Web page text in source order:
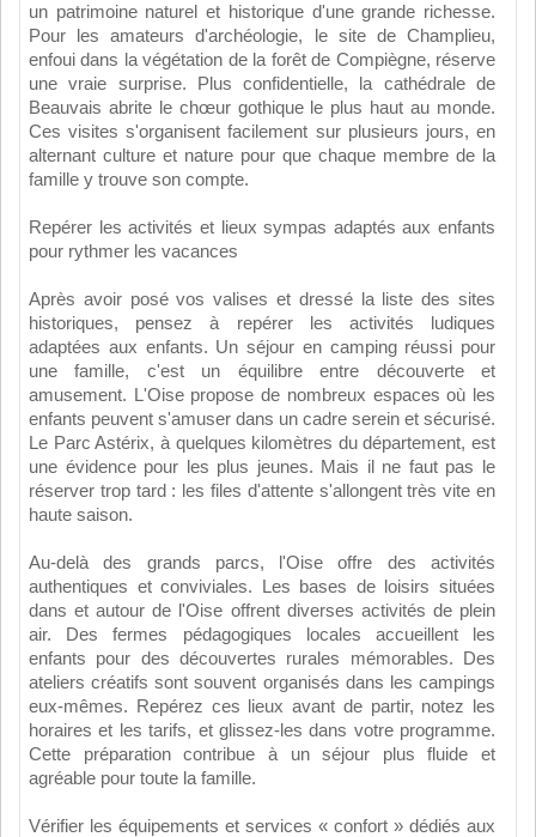
un patrimoine naturel et historique d'une grande richesse.
Pour les amateurs d'archéologie, le site de Champlieu,
enfoui dans la végétation de la forêt de Compiègne, réserve
une vraie surprise. Plus confidentielle, la cathédrale de
Beauvais abrite le chœur gothique le plus haut au monde.
Ces visites s'organisent facilement sur plusieurs jours, en
alternant culture et nature pour que chaque membre de la
famille y trouve son compte.
Repérer les activités et lieux sympas adaptés aux enfants
pour rythmer les vacances
Après avoir posé vos valises et dressé la liste des sites
historiques, pensez à repérer les activités ludiques
adaptées aux enfants. Un séjour en camping réussi pour
une famille, c'est un équilibre entre découverte et
amusement. L'Oise propose de nombreux espaces où les
enfants peuvent s'amuser dans un cadre serein et sécurisé.
Le Parc Astérix, à quelques kilomètres du département, est
une évidence pour les plus jeunes. Mais il ne faut pas le
réserver trop tard : les files d'attente s'allongent très vite en
haute saison.
Au-delà des grands parcs, l'Oise offre des activités
authentiques et conviviales. Les bases de loisirs situées
dans et autour de l'Oise offrent diverses activités de plein
air. Des fermes pédagogiques locales accueillent les
enfants pour des découvertes rurales mémorables. Des
ateliers créatifs sont souvent organisés dans les campings
eux-mêmes. Repérez ces lieux avant de partir, notez les
horaires et les tarifs, et glissez-les dans votre programme.
Cette préparation contribue à un séjour plus fluide et
agréable pour toute la famille.
Vérifier les équipements et services « confort » dédiés aux